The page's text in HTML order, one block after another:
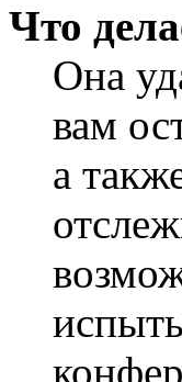
Что
Она
вам
а